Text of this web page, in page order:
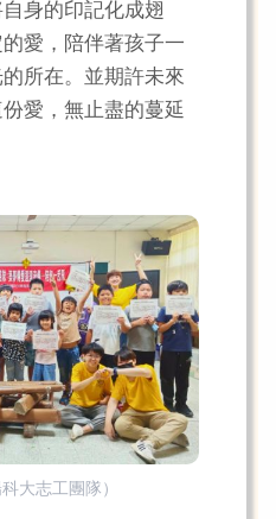
身的印記化成翅
愛，陪伴著孩子一
所在。並期許未來
愛，無止盡的蔓延
大志工團隊）